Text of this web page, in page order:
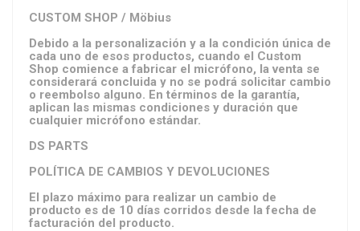
CUSTOM SHOP / Möbius
Debido a la personalización y a la condición única de
cada uno de esos productos, cuando el Custom
Shop comience a fabricar el micrófono, la venta se
considerará concluida y no se podrá solicitar cambio
o reembolso alguno. En términos de la garantía,
aplican las mismas condiciones y duración que
cualquier micrófono estándar.
DS PARTS
POLÍTICA DE CAMBIOS Y DEVOLUCIONES
El plazo máximo para realizar un cambio de
producto es de 10 días corridos desde la fecha de
facturación del producto.